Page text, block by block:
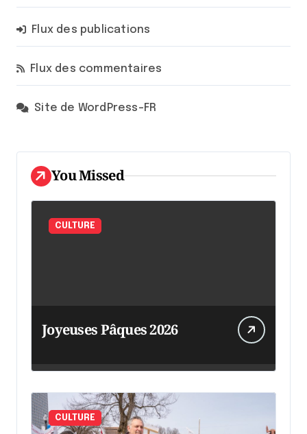
Flux des publications
Flux des commentaires
Site de WordPress-FR
You Missed
CULTURE
Joyeuses Pâques 2026
CULTURE